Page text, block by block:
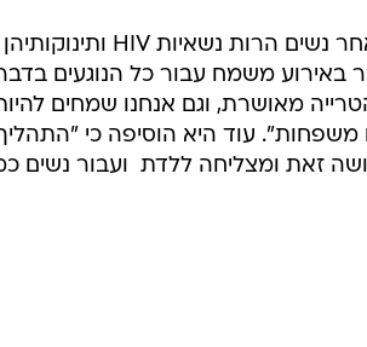
ד"ר עינת קדם, האחראית על תחום הילדים ועל מעקב אחר נשים הרות נשאיות HIV ותינוקותיהן
באירוע משמח עבור כל הנוגעים
מאושרת, וגם אנחנו שמחים
משפחות". עוד היא הוסיפה כי
זאת ומצליחה ללדת  ועבור נשים